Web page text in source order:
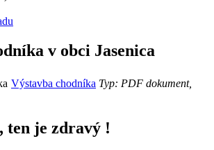
v obci Jasenica
Výstavba chodníka Typ: PDF dokument,
ten je zdravý !